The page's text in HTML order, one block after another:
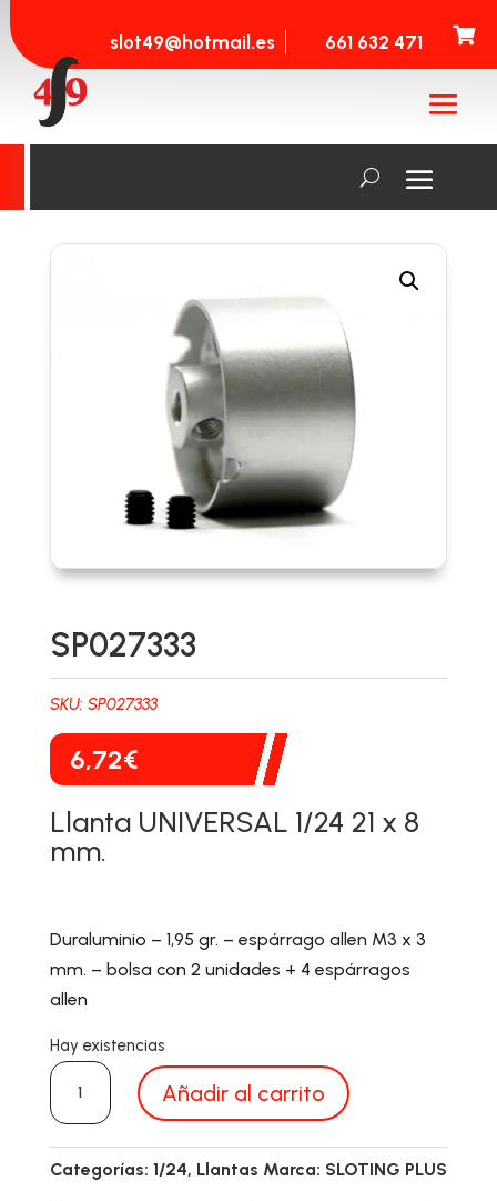
slot49@hotmail.es 661 632 471 
SP027333
SKU: SP027333
6,72€
Llanta UNIVERSAL 1/24 21 x 8
mm.
Duraluminio – 1,95 gr. – espárrago allen M3 x 3
mm. – bolsa con 2 unidades + 4 espárragos
allen
Hay existencias
SP027333
cantidad
Añadir al carrito
Categorías: 1/24, Llantas Marca: SLOTING PLUS